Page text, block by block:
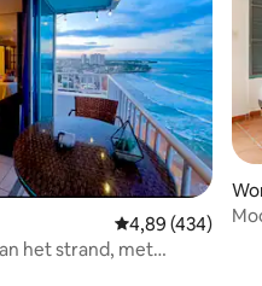
Gemiddelde
4,89 (434)
het strand, met